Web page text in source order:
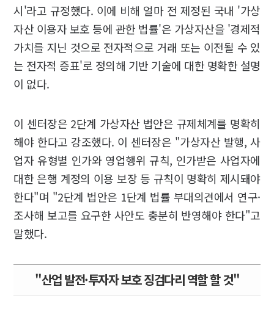
시'라고 규정했다. 이에 비해 얼마 전 제정된 국내 '가상
자산 이용자 보호 등에 관한 법률'은 가상자산을 '경제적
가치를 지닌 것으로 전자적으로 거래 또는 이전될 수 있
는 전자적 증표'로 정의해 기반 기술에 대한 명확한 설명
이 없다.
이 센터장은 2단계 가상자산 법안은 규제체계를 명확히
해야 한다고 강조했다. 이 센터장은 "가상자산 발행, 사
업자 유형별 인가와 영업행위 규칙, 인가받은 사업자에
대한 은행 계정의 이용 보장 등 규칙이 명확히 제시돼야
한다"며 "2단계 법안은 1단계 법률 부대의견에서 연구·
조사해 보고를 요구한 사안도 충분히 반영해야 한다"고
말했다.
"산업 발전·투자자 보호 징검다리 역할 할 것"